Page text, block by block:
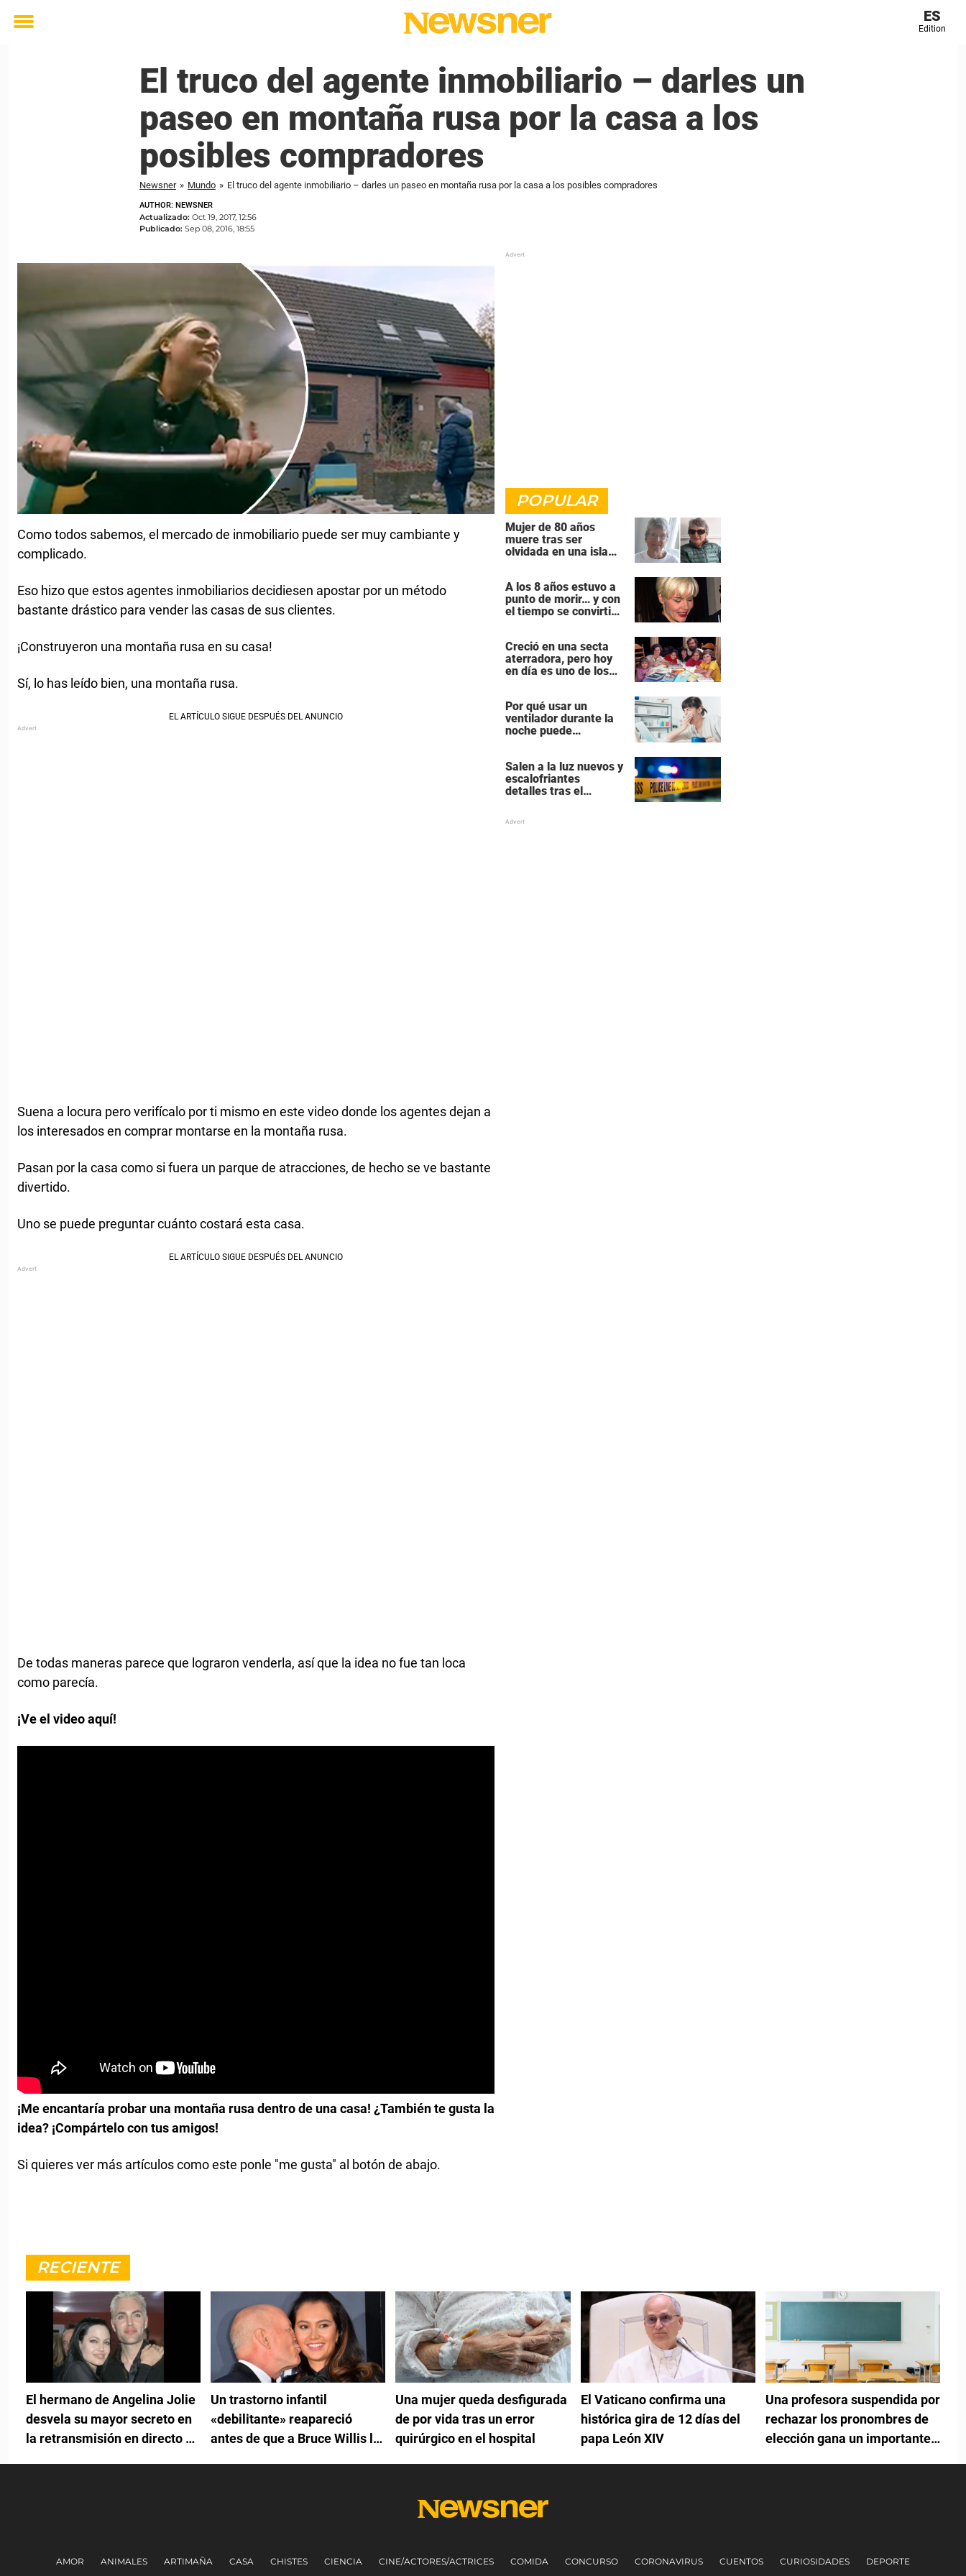
Toggle
ES
Edition
El truco del agente inmobiliario – darles un
paseo en montaña rusa por la casa a los
posibles compradores
Newsner » Mundo » El truco del agente inmobiliario – darles un paseo en montaña rusa por la casa a los posibles compradores
AUTHOR: NEWSNER
Actualizado: Oct 19, 2017, 12:56
Publicado: Sep 08, 2016, 18:55
Como todos sabemos, el mercado de inmobiliario puede ser muy cambiante y
complicado.
Eso hizo que estos agentes inmobiliarios decidiesen apostar por un método
bastante drástico para vender las casas de sus clientes.
¡Construyeron una montaña rusa en su casa!
Sí, lo has leído bien, una montaña rusa.
Suena a locura pero verifícalo por ti mismo en este video donde los agentes dejan a
los interesados en comprar montarse en la montaña rusa.
Pasan por la casa como si fuera un parque de atracciones, de hecho se ve bastante
divertido.
Uno se puede preguntar cuánto costará esta casa.
De todas maneras parece que lograron venderla, así que la idea no fue tan loca
como parecía.
¡Ve el video aquí!
¡Me encantaría probar una montaña rusa dentro de una casa! ¿También te gusta la
idea? ¡Compártelo con tus amigos!
Si quieres ver más artículos como este ponle "me gusta" al botón de abajo.
POPULAR
Mujer de 80 años
muere tras ser
olvidada en una isla
A los 8 años estuvo a
punto de morir… y con
el tiempo se convirtió
Hollywood
Creció en una secta
aterradora, pero hoy
en día es uno de los
Hollywood
Por qué usar un
ventilador durante la
noche puede
Salen a la luz nuevos y
escalofriantes
detalles tras el
de siete miembros
RECIENTE
El hermano de Angelina Jolie
desvela su mayor secreto en
la retransmisión en directo de
Un trastorno infantil
«debilitante» reapareció
antes de que a Bruce Willis le
Una mujer queda desfigurada
de por vida tras un error
quirúrgico en el hospital
El Vaticano confirma una
histórica gira de 12 días del
papa León XIV
Una profesora suspendida por
rechazar los pronombres de
elección gana un importante
AMOR ANIMALES ARTIMAÑA CASA CHISTES CIENCIA CINE/ACTORES/ACTRICES COMIDA CONCURSO CORONAVIRUS CUENTOS CURIOSIDADES DEPORTE